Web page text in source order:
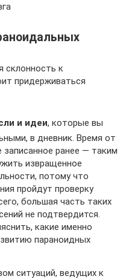
склонность к
придерживаться
и идеи, которые вы
в дневник. Время от
записанное ранее — таким
извращенное
потому что
пройдут проверку
большая часть таких
не подтвердится.
какие именно
параноидных
ситуаций, ведущих к